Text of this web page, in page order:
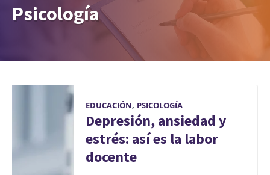
Psicología
EDUCACIÓN, PSICOLOGÍA
Depresión, ansiedad y
estrés: así es la labor
docente